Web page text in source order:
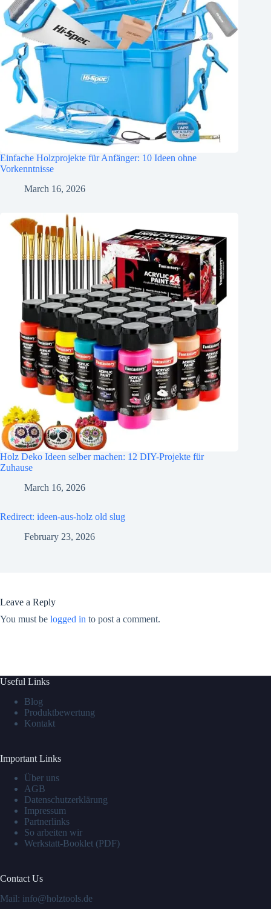
Einfache Holzprojekte für Anfänger: 10 Ideen ohne
Vorkenntnisse
March 16, 2026
Holz Deko Ideen selber machen: 12 DIY-Projekte für
Zuhause
March 16, 2026
Redirect: ideen-aus-holz old slug
February 23, 2026
Leave a Reply
You must be logged in to post a comment.
Useful Links
Blog
Produktbewertung
Kontakt
Important Links
Über uns
AGB
Datenschutzerklärung
Impressum
Partnerlinks
So arbeiten wir
Werkstatt-Booklet (PDF)
Contact Us
Mail: info@holztools.de